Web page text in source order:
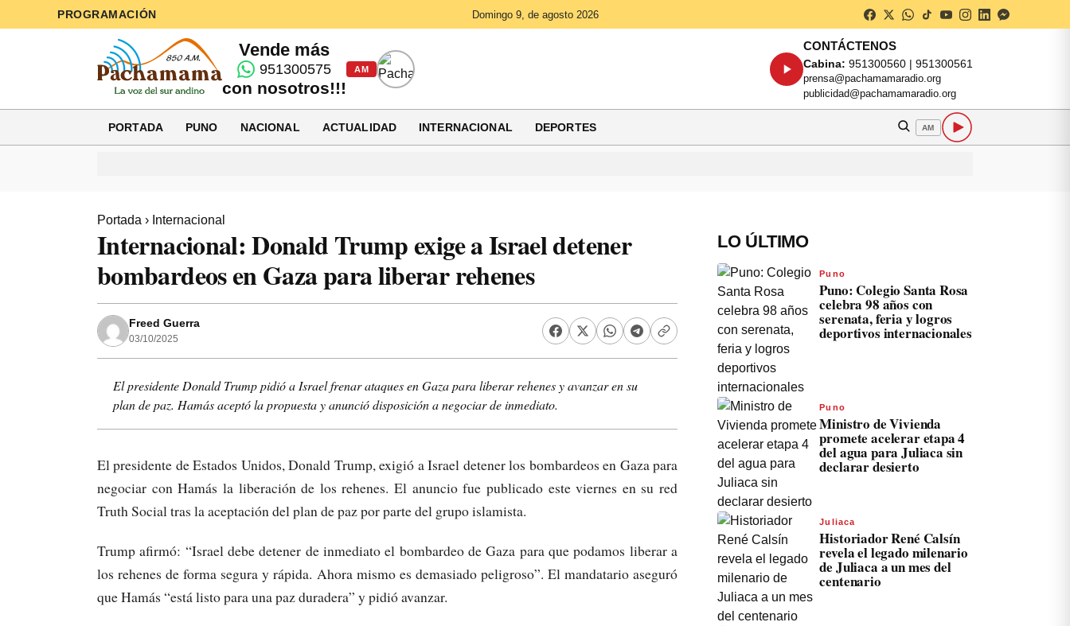
PROGRAMACIÓN Domingo 9, de agosto 2026
Vende más
951300575
con nosotros!!!
AM
CONTÁCTENOS
Cabina: 951300560 | 951300561
prensa@pachamamaradio.org
publicidad@pachamamaradio.org
PORTADA PUNO NACIONAL ACTUALIDAD INTERNACIONAL DEPORTES AM
Portada › Internacional
Internacional: Donald Trump exige a Israel detener
bombardeos en Gaza para liberar rehenes
Freed Guerra
03/10/2025
El presidente Donald Trump pidió a Israel frenar ataques en Gaza para liberar rehenes y avanzar en su
plan de paz. Hamás aceptó la propuesta y anunció disposición a negociar de inmediato.
El presidente de Estados Unidos, Donald Trump, exigió a Israel detener los bombardeos en Gaza para
negociar con Hamás la liberación de los rehenes. El anuncio fue publicado este viernes en su red
Truth Social tras la aceptación del plan de paz por parte del grupo islamista.
Trump afirmó: “Israel debe detener de inmediato el bombardeo de Gaza para que podamos liberar a
los rehenes de forma segura y rápida. Ahora mismo es demasiado peligroso”. El mandatario aseguró
que Hamás “está listo para una paz duradera” y pidió avanzar.
LO ÚLTIMO
Puno
Puno: Colegio Santa Rosa
celebra 98 años con
serenata, feria y logros
deportivos internacionales
Puno
Ministro de Vivienda
promete acelerar etapa 4
del agua para Juliaca sin
declarar desierto
Juliaca
Historiador René Calsín
revela el legado milenario
de Juliaca a un mes del
centenario